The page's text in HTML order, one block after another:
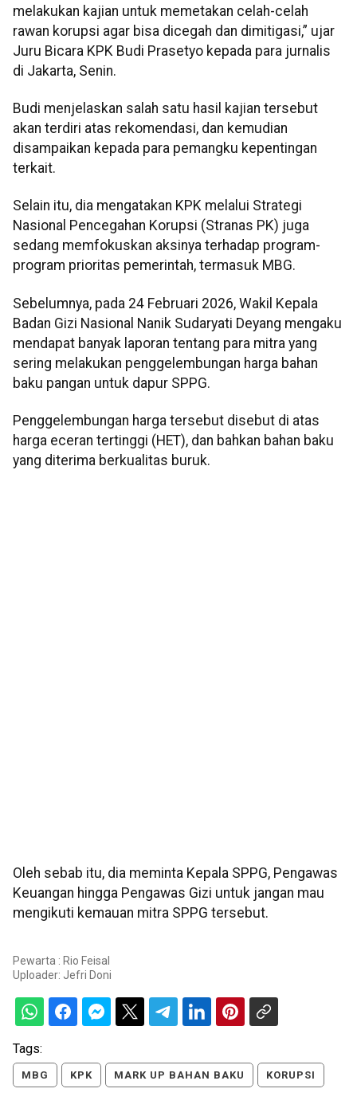
melakukan kajian untuk memetakan celah-celah
rawan korupsi agar bisa dicegah dan dimitigasi,” ujar
Juru Bicara KPK Budi Prasetyo kepada para jurnalis
di Jakarta, Senin.
Budi menjelaskan salah satu hasil kajian tersebut
akan terdiri atas rekomendasi, dan kemudian
disampaikan kepada para pemangku kepentingan
terkait.
Selain itu, dia mengatakan KPK melalui Strategi
Nasional Pencegahan Korupsi (Stranas PK) juga
sedang memfokuskan aksinya terhadap program-
program prioritas pemerintah, termasuk MBG.
Sebelumnya, pada 24 Februari 2026, Wakil Kepala
Badan Gizi Nasional Nanik Sudaryati Deyang mengaku
mendapat banyak laporan tentang para mitra yang
sering melakukan penggelembungan harga bahan
baku pangan untuk dapur SPPG.
Penggelembungan harga tersebut disebut di atas
harga eceran tertinggi (HET), dan bahkan bahan baku
yang diterima berkualitas buruk.
Oleh sebab itu, dia meminta Kepala SPPG, Pengawas
Keuangan hingga Pengawas Gizi untuk jangan mau
mengikuti kemauan mitra SPPG tersebut.
Pewarta : Rio Feisal
Uploader: Jefri Doni
Tags:
MBG KPK MARK UP BAHAN BAKU KORUPSI